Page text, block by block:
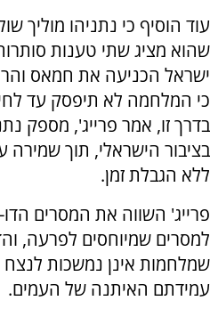
עוד הוסיף כי נתניהו מוליך
שהוא מציג שתי טענות
ישראל הכניעה את חמאס
כי המלחמה לא תיפסק עד
בדרך זו, אמר פרייג', מספק
בציבור הישראלי, תוך
ללא הגבלת זמן.
פרייג' השווה את המסרים
למסרים שמיוחסים לפרעה,
שמלחמות אינן נמשכות לנצח
עמידתם האיתנה של העמים.